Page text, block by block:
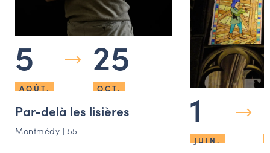
5
AOÛT.
25
OCT.
Par-delà les lisières
Montmédy | 55 1
JUIN.